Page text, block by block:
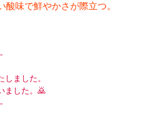
酸味で鮮やかさが際立つ。
しました。
ました。🙇